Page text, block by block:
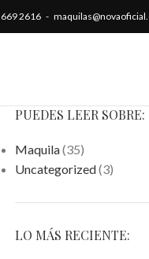
669 2616 -
PUEDES LEER SOBRE:
Maquila(35)
Uncategorized(3)
LO MÁS RECIENTE: